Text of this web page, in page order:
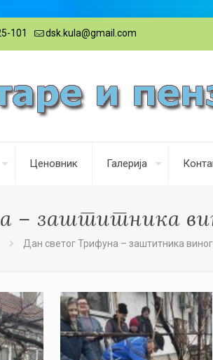
101 dsk.kula@gmail.com
Ценовник Галерија
– заштитника
Дан светог Трифуна – заштитника